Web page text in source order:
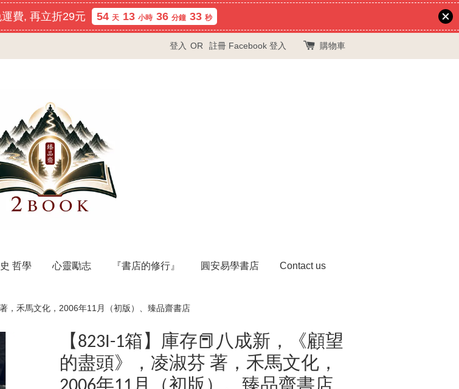
費, 再立折29元 54 天 13 小時 36 分鐘 32 秒
登入 OR 註冊 Facebook 登入 購物車
哲學 心靈勵志 『書店的修行』 圓安易學書店 Contact us
，禾馬文化，2006年11月（初版）、臻品齋書店
【823I-1箱】庫存📕八成新，《顧望
的盡頭》，凌淑芬 著，禾馬文化，